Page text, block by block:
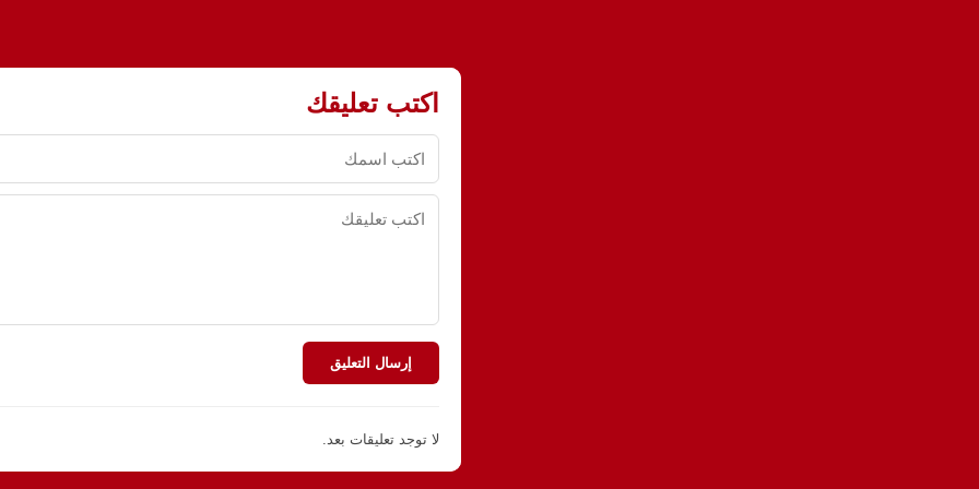
اكتب تعليقك
إرسال التعليق
لا توجد تعليقات بعد.